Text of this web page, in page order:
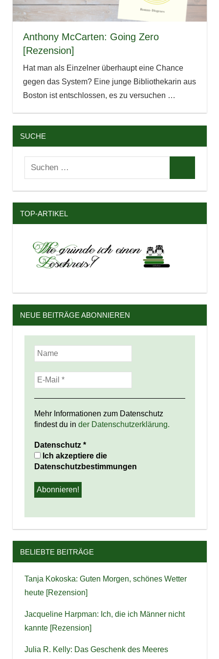
Anthony McCarten: Going Zero
[Rezension]
Hat man als Einzelner überhaupt eine Chance
gegen das System? Eine junge Bibliothekarin aus
Boston ist entschlossen, es zu versuchen …
SUCHE
Suchen
TOP-ARTIKEL
NEUE BEITRÄGE ABONNIEREN
Mehr Informationen zum Datenschutz
findest du in der Datenschutzerklärung.
Datenschutz *
Ich akzeptiere die
Datenschutzbestimmungen
BELIEBTE BEITRÄGE
Tanja Kokoska: Guten Morgen, schönes Wetter
heute [Rezension]
Jacqueline Harpman: Ich, die ich Männer nicht
kannte [Rezension]
Julia R. Kelly: Das Geschenk des Meeres